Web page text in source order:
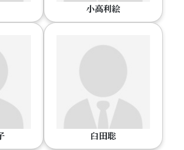
小高利絵
臼田聡